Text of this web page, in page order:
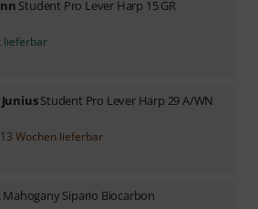
Student Pro Lever Harp 15 GR
lieferbar
Student Pro Lever Harp 29 A/WN
Wochen lieferbar
Mahogany Sipario Biocarbon